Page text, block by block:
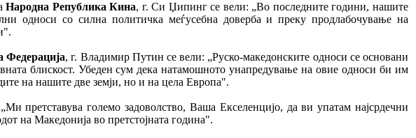
Народна Република Кина, г. Си Џипинг се вели: „Во последните години, нашите
односи со силна политичка меѓусебна доверба и преку продлабочување на
Федерација, г. Владимир Путин се вели: „Руско-македонските односи се основани
блискост. Убеден сум дека натамошното унапредување на овие односи би им
на нашите две земји, но и на цела Европа".
претставува големо задоволство, Ваша Екселенцијо, да ви упатам најсрдечни
на Македонија во претстојната година".